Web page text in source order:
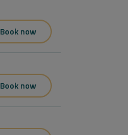
Book now
Book now